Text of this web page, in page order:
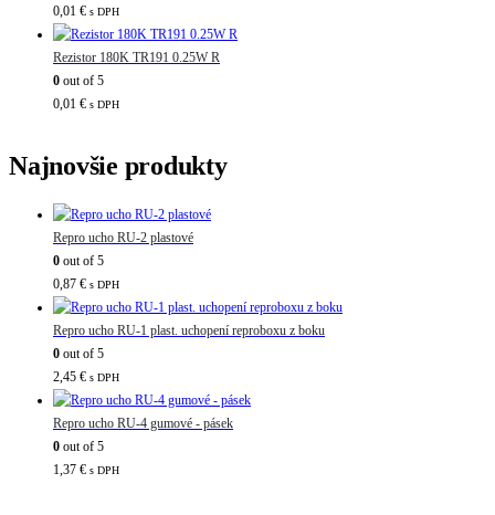
0,01 € s DPH
Rezistor 180K TR191 0.25W R
0 out of 5
0,01 € s DPH
Najnovšie produkty
Repro ucho RU-2 plastové
0 out of 5
0,87 € s DPH
Repro ucho RU-1 plast. uchopení reproboxu z boku
0 out of 5
2,45 € s DPH
Repro ucho RU-4 gumové - pásek
0 out of 5
1,37 € s DPH